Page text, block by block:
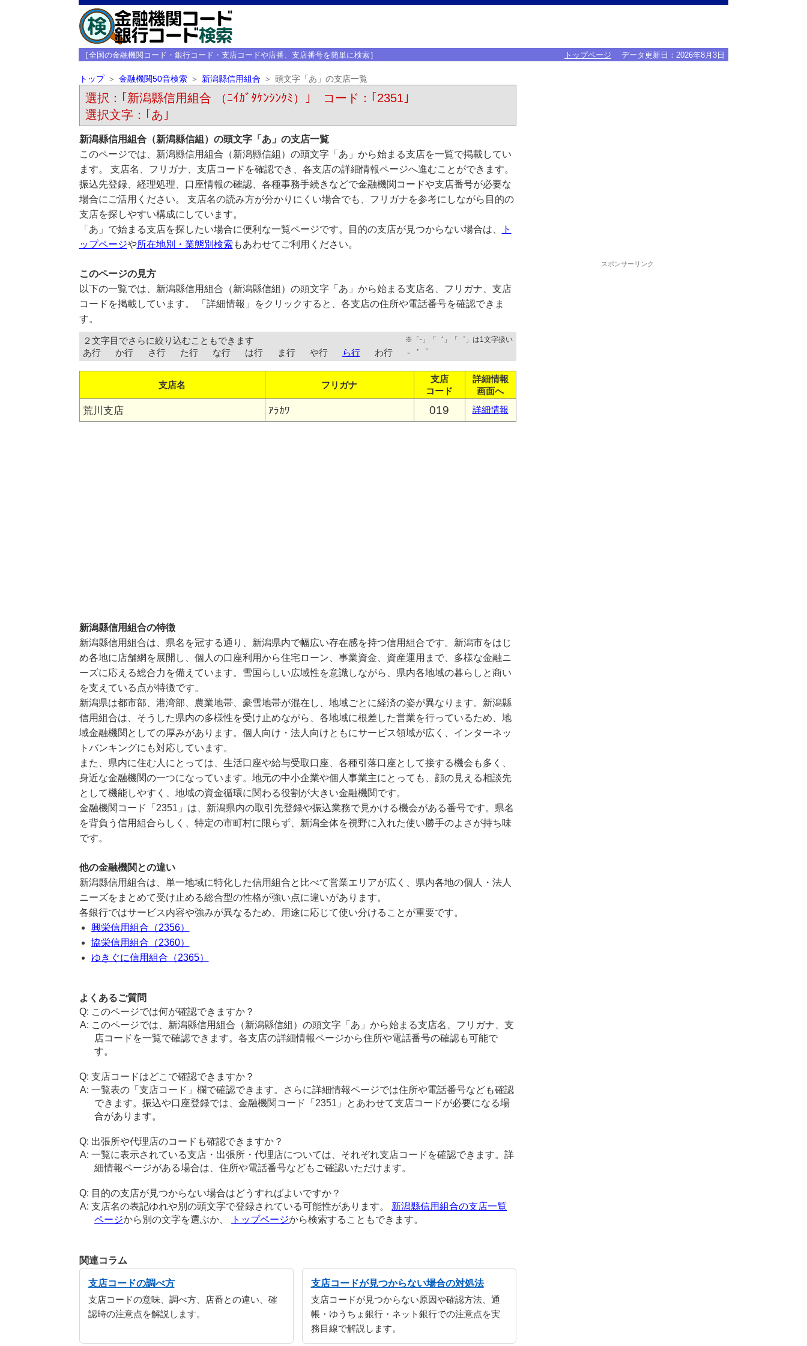
［全国の金融機関コード・銀行コード・支店コードや店番、支店番号を簡単に検索］ トップページ データ更新日： 2026年8月3日
トップ 金融機関50音検索 新潟縣信用組合 頭文字「あ」の支店一覧
選択：｢新潟縣信用組合 （ﾆｲｶﾞﾀｹﾝｼﾝｸﾐ）｣ コード：｢2351｣
選択文字：｢あ｣
新潟縣信用組合（新潟縣信組）の頭文字「あ」の支店一覧
このページでは、新潟縣信用組合（新潟縣信組）の頭文字「あ」から始まる支店を一覧で掲載してい
ます。 支店名、フリガナ、支店コードを確認でき、各支店の詳細情報ページへ進むことができます。
振込先登録、経理処理、口座情報の確認、各種事務手続きなどで金融機関コードや支店番号が必要な
場合にご活用ください。 支店名の読み方が分かりにくい場合でも、フリガナを参考にしながら目的の
支店を探しやすい構成にしています。
「あ」で始まる支店を探したい場合に便利な一覧ページです。目的の支店が見つからない場合は、
ト
ップページや所在地別・業態別検索 もあわせてご利用ください。
このページの見方
以下の一覧では、新潟縣信用組合（新潟縣信組）の頭文字「あ」から始まる支店名、フリガナ、支店
コードを掲載しています。 「詳細情報」をクリックすると、各支店の住所や電話番号を確認できま
す。
２文字目でさらに絞り込むこともできます ※「-」「゛」「゜」は1文字扱い
あ行 か行 さ行 た行 な行 は行 ま行 や行 ら行 わ行 -゛゜
支店名 フリガナ
支店
コード
詳細情報
画面へ
荒川支店 ｱﾗｶﾜ 019 詳細情報
新潟縣信用組合の特徴
新潟縣信用組合は、県名を冠する通り、新潟県内で幅広い存在感を持つ信用組合です。新潟市をはじ
め各地に店舗網を展開し、個人の口座利用から住宅ローン、事業資金、資産運用まで、多様な金融ニ
ーズに応える総合力を備えています。雪国らしい広域性を意識しながら、県内各地域の暮らしと商い
を支えている点が特徴です。
新潟県は都市部、港湾部、農業地帯、豪雪地帯が混在し、地域ごとに経済の姿が異なります。新潟縣
信用組合は、そうした県内の多様性を受け止めながら、各地域に根差した営業を行っているため、地
域金融機関としての厚みがあります。個人向け・法人向けともにサービス領域が広く、インターネッ
トバンキングにも対応しています。
また、県内に住む人にとっては、生活口座や給与受取口座、各種引落口座として接する機会も多く、
身近な金融機関の一つになっています。地元の中小企業や個人事業主にとっても、顔の見える相談先
として機能しやすく、地域の資金循環に関わる役割が大きい金融機関です。
金融機関コード「2351」は、新潟県内の取引先登録や振込業務で見かける機会がある番号です。県名
を背負う信用組合らしく、特定の市町村に限らず、新潟全体を視野に入れた使い勝手のよさが持ち味
です。
他の金融機関との違い
新潟縣信用組合は、単一地域に特化した信用組合と比べて営業エリアが広く、県内各地の個人・法人
ニーズをまとめて受け止める総合型の性格が強い点に違いがあります。
各銀行ではサービス内容や強みが異なるため、用途に応じて使い分けることが重要です。
興栄信用組合（2356）
協栄信用組合（2360）
ゆきぐに信用組合（2365）
よくあるご質問
このページでは何が確認できますか？
このページでは、新潟縣信用組合（新潟縣信組）の頭文字「あ」から始まる支店名、フリガナ、支
店コードを一覧で確認できます。各支店の詳細情報ページから住所や電話番号の確認も可能で
す。
支店コードはどこで確認できますか？
一覧表の「支店コード」欄で確認できます。さらに詳細情報ページでは住所や電話番号なども確認
できます。振込や口座登録では、金融機関コード「2351」とあわせて支店コードが必要になる場
合があります。
出張所や代理店のコードも確認できますか？
一覧に表示されている支店・出張所・代理店については、それぞれ支店コードを確認できます。詳
細情報ページがある場合は、住所や電話番号などもご確認いただけます。
目的の支店が見つからない場合はどうすればよいですか？
支店名の表記ゆれや別の頭文字で登録されている可能性があります。 新潟縣信用組合の支店一覧
ページから別の文字を選ぶか、 トップページから検索することもできます。
関連コラム
支店コードの調べ方
支店コードの意味、調べ方、店番との違い、確
認時の注意点を解説します。
支店コードが見つからない場合の対処法
支店コードが見つからない原因や確認方法、通
帳・ゆうちょ銀行・ネット銀行での注意点を実
務目線で解説します。
スポンサーリンク